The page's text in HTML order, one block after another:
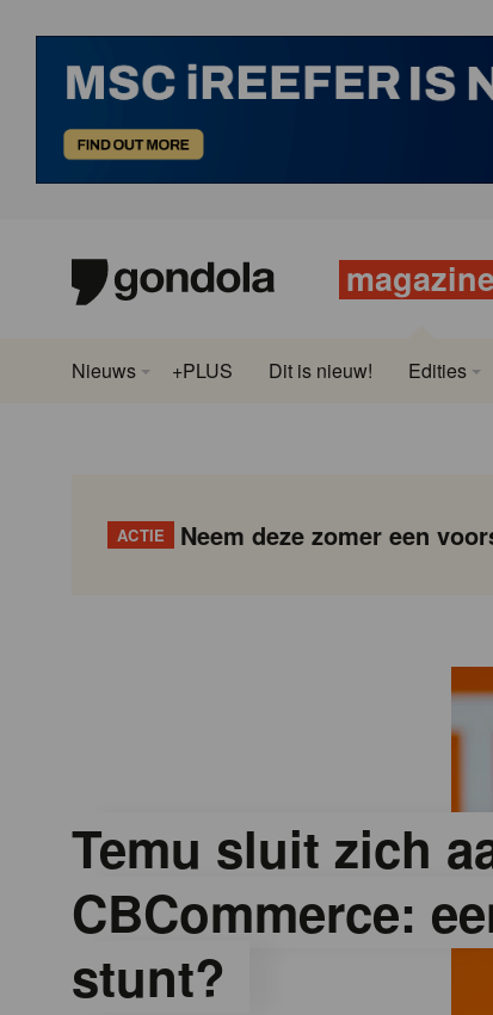
magazine
Nieuws +PLUS Dit is nieuw! Edities
ACTIE Neem deze zomer een
Temu sluit zich
CBCommerce:
stunt?